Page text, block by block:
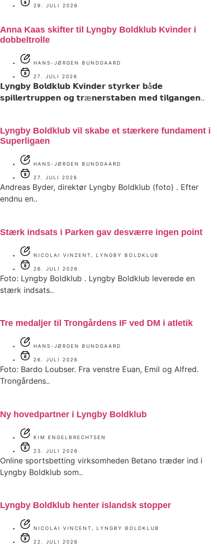
29. JULI 2026
Anna Kaas skifter til Lyngby Boldklub Kvinder i
dobbeltrolle
HANS-JØRGEN BUNDGAARD
27. JULI 2026
𝗟𝘆𝗻𝗴𝗯𝘆 𝗕𝗼𝗹𝗱𝗸𝗹𝘂𝗯 𝗞𝘃𝗶𝗻𝗱𝗲𝗿 𝘀𝘁𝘆𝗿𝗸𝗲𝗿 𝗯å𝗱𝗲
𝘀𝗽𝗶𝗹𝗹𝗲𝗿𝘁𝗿𝘂𝗽𝗽𝗲𝗻 𝗼𝗴 𝘁𝗿æ𝗻𝗲𝗿𝘀𝘁𝗮𝗯𝗲𝗻 𝗺𝗲𝗱 𝘁𝗶𝗹𝗴𝗮𝗻𝗴𝗲𝗻..
Lyngby Boldklub vil skabe et stærkere fundament i
Superligaen
HANS-JØRGEN BUNDGAARD
27. JULI 2026
Andreas Byder, direktør Lyngby Boldklub (foto) . Efter
endnu en..
Stærk indsats i Parken gav desværre ingen point
NICOLAI VINZENT, LYNGBY BOLDKLUB
26. JULI 2026
Foto: Lyngby Boldklub . Lyngby Boldklub leverede en
stærk indsats..
Tre medaljer til Trongårdens IF ved DM i atletik
HANS-JØRGEN BUNDGAARD
26. JULI 2026
Foto: Bardo Loubser. Fra venstre Euan, Emil og Alfred.
Trongårdens..
Ny hovedpartner i Lyngby Boldklub
KIM ENGELBRECHTSEN
23. JULI 2026
Online sportsbetting virksomheden Betano træder ind i
Lyngby Boldklub som..
Lyngby Boldklub henter islandsk stopper
NICOLAI VINCENT, LYNGBY BOLDKLUB
22. JULI 2026